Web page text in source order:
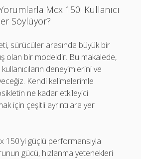
Mcx 150: Kullanıcı
Söylüyor?
sürücüler arasında büyük bir
olan bir modeldir. Bu makalede,
deneyimlerini ve
Kendi kelimelerimle
ne kadar etkileyici
için çeşitli ayrıntılara yer
150'yi güçlü performansıyla
gücü, hızlanma yetenekleri